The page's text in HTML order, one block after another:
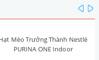
Mèo Trưởng Thành Nestlé
PURINA ONE Indoor